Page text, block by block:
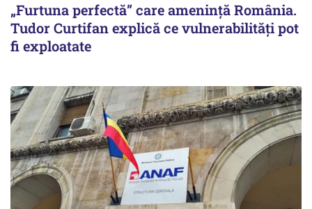
„Furtuna perfectă” care amenință România.
Tudor Curtifan explică ce vulnerabilități pot
fi exploatate